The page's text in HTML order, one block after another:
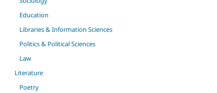
Education
Libraries & Information Sciences
Politics & Political Sciences
Law
Literature
Poetry